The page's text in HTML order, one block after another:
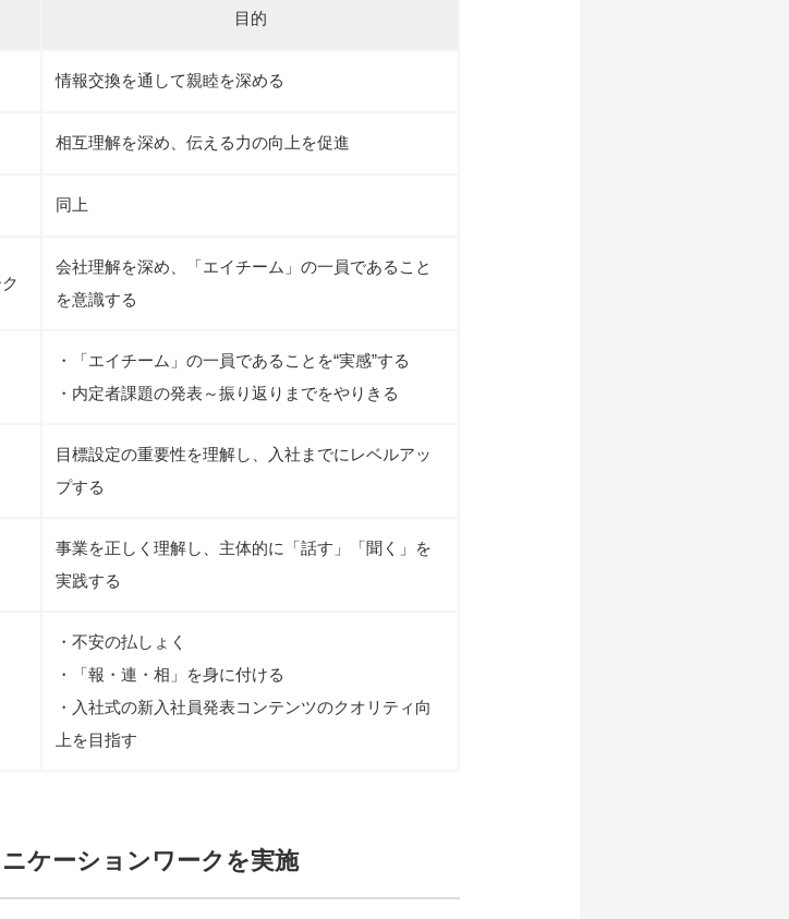
目的
情報交換を通して親睦を深める
相互理解を深め、伝える力の向上を促進
同上
会社理解を深め、「エイチーム」の一員であること
を意識する
・「エイチーム」の一員であることを“実感”する
・内定者課題の発表～振り返りまでをやりきる
目標設定の重要性を理解し、入社までにレベルアッ
プする
事業を正しく理解し、主体的に「話す」「聞く」を
実践する
・不安の払しょく
・「報・連・相」を身に付ける
・入社式の新入社員発表コンテンツのクオリティ向
上を目指す
ケーションワークを実施